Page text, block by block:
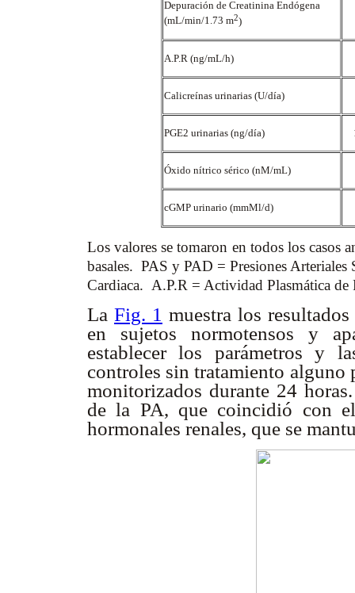
Depuración de Creatinina Endógena
(mL/min/1.73 m2)
A.P.R (ng/mL/h)
Calicreínas urinarias (U/día)
PGE2 urinarias (ng/día)
Óxido nítrico sérico (nM/mL)
cGMP urinario (mmMl/d)
Los valores se tomaron en todos los casos
basales. PAS y PAD = Presiones
Cardiaca. A.P.R = Actividad Plasmática de
La Fig. 1 muestra los
en sujetos normotensos y
establecer los parámetros y
controles sin tratamiento alguno
monitorizados durante 24
de la PA, que coincidió con
hormonales renales, que se